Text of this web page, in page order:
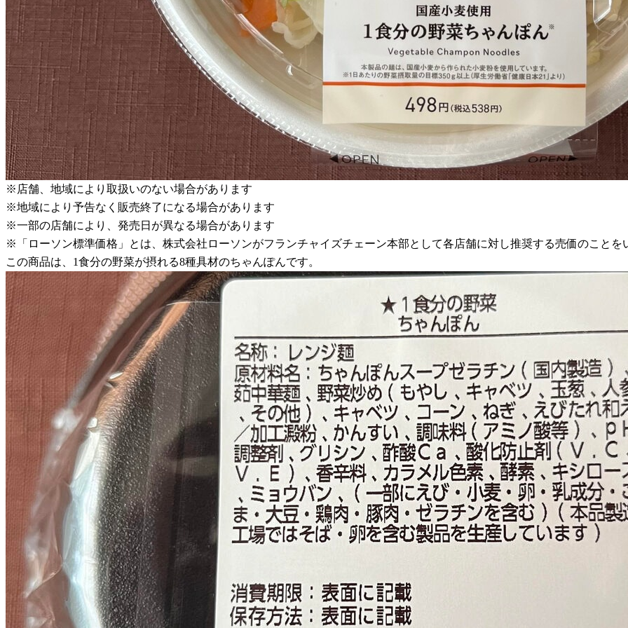
※店舗、地域により取扱いのない場合があります
※地域により予告なく販売終了になる場合があります
※一部の店舗により、発売日が異なる場合があります
※「ローソン標準価格」とは、株式会社ローソンがフランチャイズチェーン本部として各店舗に対し推奨する売価のことを
この商品は、1食分の野菜が摂れる8種具材のちゃんぽんです。